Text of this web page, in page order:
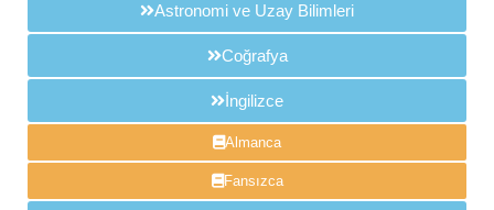
Astronomi ve Uzay Bilimleri
Coğrafya
İngilizce
Almanca
Fansızca